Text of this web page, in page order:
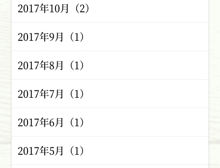
2017年10月（2）
2017年9月（1）
2017年8月（1）
2017年7月（1）
2017年6月（1）
2017年5月（1）